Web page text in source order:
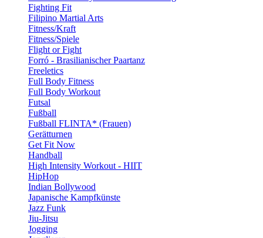
Fighting Fit
Filipino Martial Arts
Fitness/Kraft
Fitness/Spiele
Flight or Fight
Forró - Brasilianischer Paartanz
Freeletics
Full Body Fitness
Full Body Workout
Futsal
Fußball
Fußball FLINTA* (Frauen)
Gerätturnen
Get Fit Now
Handball
High Intensity Workout - HIIT
HipHop
Indian Bollywood
Japanische Kampfkünste
Jazz Funk
Jiu-Jitsu
Jogging